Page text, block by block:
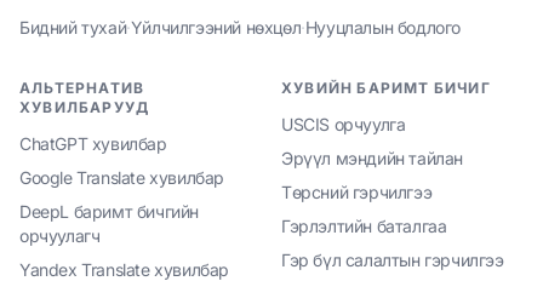
Бидний тухай·Үйлчилгээний нөхцөл·Нууцлалын бодлого
АЛЬТЕРНАТИВ
ХУВИЛБАРУУД
ChatGPT хувилбар
Google Translate хувилбар
DeepL баримт бичгийн
орчуулагч
Yandex Translate хувилбар
ХУВИЙН БАРИМТ БИЧИГ
USCIS орчуулга
Эрүүл мэндийн тайлан
Төрсний гэрчилгээ
Гэрлэлтийн баталгаа
Гэр бүл салалтын гэрчилгээ